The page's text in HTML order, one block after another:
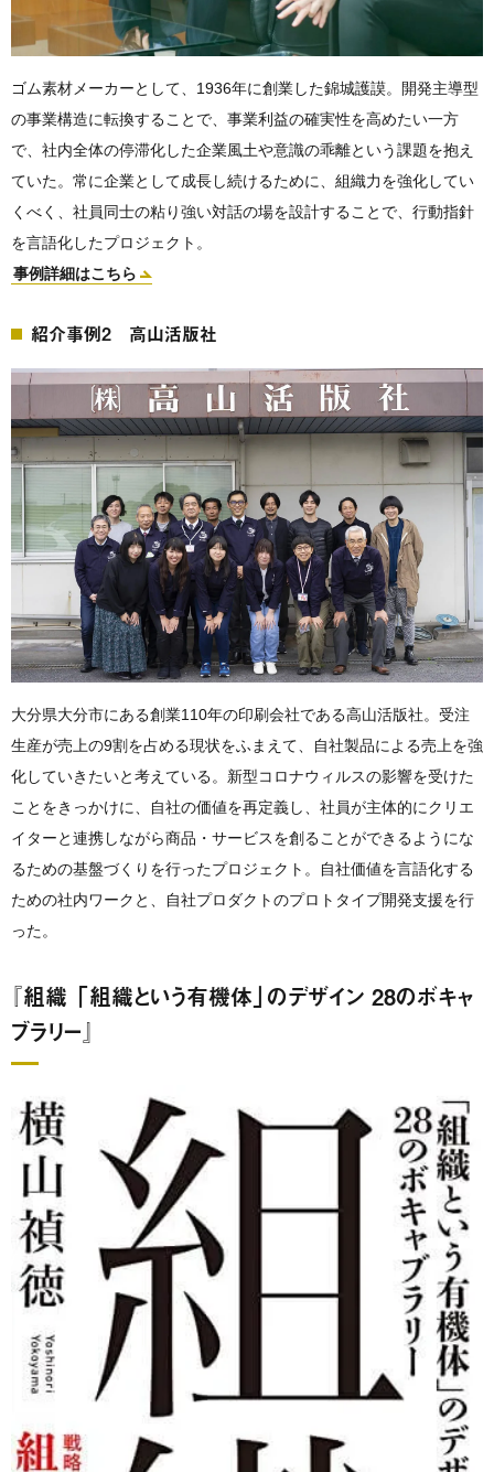
ゴム素材メーカーとして、1936年に創業した錦城護謨。開発主導型
の事業構造に転換することで、事業利益の確実性を高めたい一方
で、社内全体の停滞化した企業風土や意識の乖離という課題を抱え
ていた。常に企業として成長し続けるために、組織力を強化してい
くべく、社員同士の粘り強い対話の場を設計することで、行動指針
を言語化したプロジェクト。
事例詳細はこちら
紹介事例2 高山活版社
大分県大分市にある創業110年の印刷会社である高山活版社。受注
生産が売上の9割を占める現状をふまえて、自社製品による売上を強
化していきたいと考えている。新型コロナウィルスの影響を受けた
ことをきっかけに、自社の価値を再定義し、社員が主体的にクリエ
イターと連携しながら商品・サービスを創ることができるようにな
るための基盤づくりを行ったプロジェクト。自社価値を言語化する
ための社内ワークと、自社プロダクトのプロトタイプ開発支援を行
った。
『組織 「組織という有機体」のデザイン 28のボキャ
ブラリー』